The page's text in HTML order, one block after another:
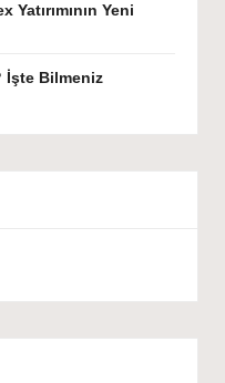
Yeni
İşte Bilmeniz